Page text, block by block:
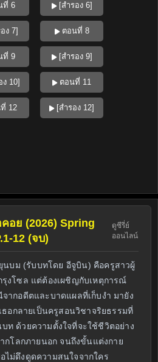
6 [สำรอง 6]
ง 7] ตอนที่ 8
9 [สำรอง 9]
ง 10] ตอนที่ 11
12 [สำรอง 12]
อย (2026) Spring
12 (จบ)
ดูซีรี่ย์
ออนไลน์
นบม (รับบทโดย อีจูบิน) คือครูสาวผู้
รุงโซล แต่ต้องเผชิญกับเหตุการณ์
ากอดีตและบาดแผลที่เก็บงำ มายัง
ธอกลายเป็นครูสอนวิชาจริยธรรมที่
ท ด้วยความตั้งใจที่จะใช้ชีวิตอย่าง
กโลกภายนอก จนถึงขั้นแต่งกาย
ไม่ดึงดูดความสนใจจากใคร